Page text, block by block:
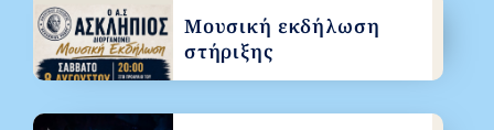
Μουσική εκδήλωση
στήριξης